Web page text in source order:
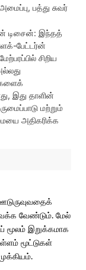
அமைப்பு, பத்து சுவர்
டிசைன்: இந்தத்
பேட்டர்ன்
சிறிய
இது தாளின்
மற்றும்
அதிகரிக்க
வேண்டும். மேல்
மூலம் இறுக்கமாக
மூட்டுகள்